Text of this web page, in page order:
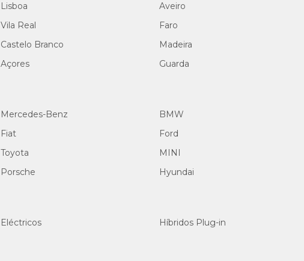
Lisboa Aveiro
Vila Real Faro
Castelo Branco Madeira
Açores Guarda
Mercedes-Benz BMW
Fiat Ford
Toyota MINI
Porsche Hyundai
Eléctricos Híbridos Plug-in